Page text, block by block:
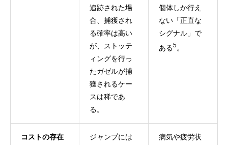
追跡された場
合、捕獲され
る確率は高い
が、ストッテ
ィングを行っ
たガゼルが捕
獲されるケー
スは稀であ
る。
個体しか行え
ない「正直な
シグナル」で
ある5。
コストの存在
ジャンプには
病気や疲労状